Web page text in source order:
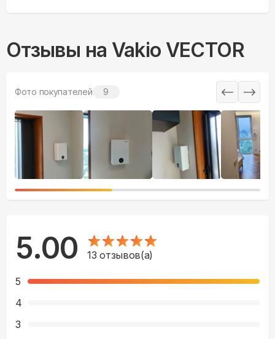
Отзывы на Vakio VECTOR
Фото покупателей 9
5.00 13 отзывов(а)
5
4
3